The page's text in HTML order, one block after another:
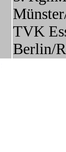
TVK
Berlin/